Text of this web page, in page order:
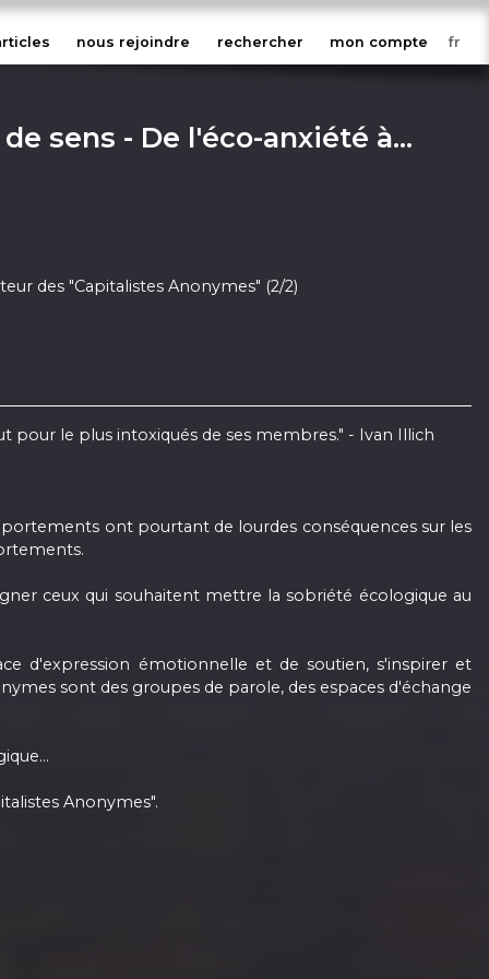
nous rejoindre rechercher mon compte
sens - De l'éco-anxiété à
des "Capitalistes Anonymes" (2/2)
pour le plus intoxiqués de ses membres." - Ivan Illich
ont pourtant de lourdes conséquences sur les
ceux qui souhaitent mettre la sobriété écologique au
d'expression émotionnelle et de soutien, s'inspirer et
sont des groupes de parole, des espaces d'échange
Anonymes".